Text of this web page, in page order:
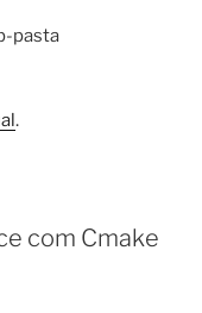
pasta
.
com Cmake